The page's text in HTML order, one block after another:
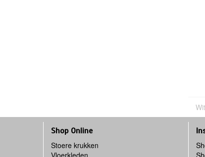
Shop Online
Stoere krukken
Vloerkleden